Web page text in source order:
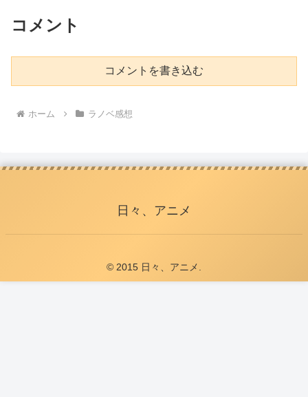
コメント
コメントを書き込む
ホーム ラノベ感想
日々、アニメ
© 2015 日々、アニメ.